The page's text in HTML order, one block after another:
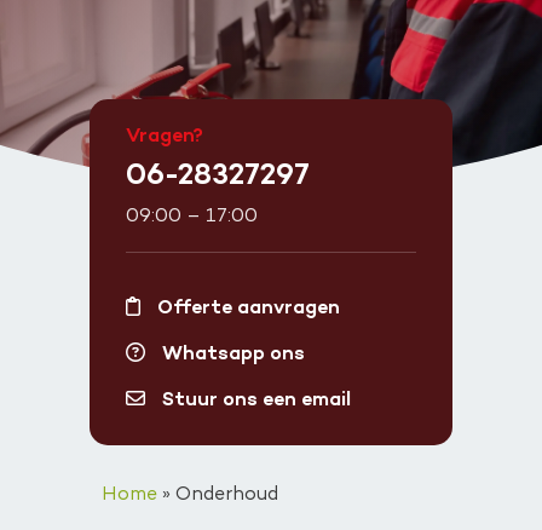
Vragen?
06-28327297
09:00 – 17:00
Offerte aanvragen
Whatsapp ons
Stuur ons een email
Home » Onderhoud